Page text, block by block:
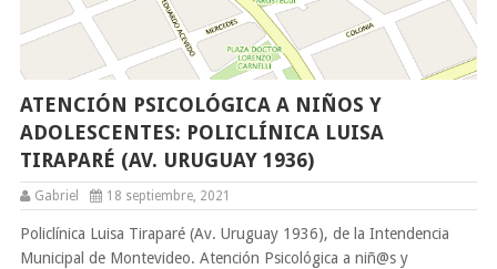
ATENCIÓN PSICOLÓGICA A NIÑOS Y
ADOLESCENTES: POLICLÍNICA LUISA
TIRAPARÉ (AV. URUGUAY 1936)
Gabriel 18 septiembre, 2021
Policlínica Luisa Tiraparé (Av. Uruguay 1936), de la Intendencia
Municipal de Montevideo. Atención Psicológica a niñ@s y